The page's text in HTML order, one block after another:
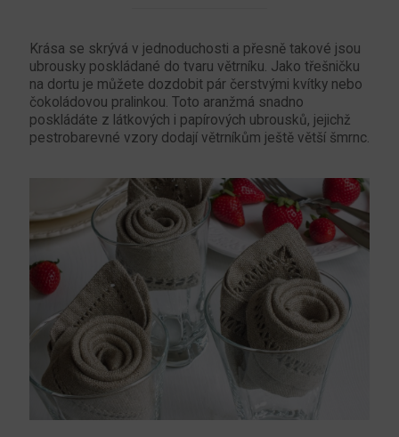
Krása se skrývá v jednoduchosti a přesně takové jsou
ubrousky poskládané do tvaru větrníku. Jako třešničku
na dortu je můžete dozdobit pár čerstvými kvítky nebo
čokoládovou pralinkou. Toto aranžmá snadno
poskládáte z látkových i papírových ubrousků, jejichž
pestrobarevné vzory dodají větrníkům ještě větší šmrnc.